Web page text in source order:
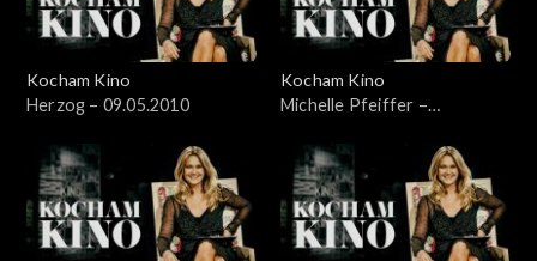
Kocham Kino
Herzog – 09.05.2010
Kocham Kino
Michelle Pfeiffer –